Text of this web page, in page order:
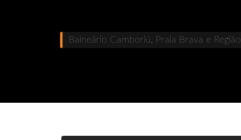
Balneário Camboriú, Praia Brava e Região